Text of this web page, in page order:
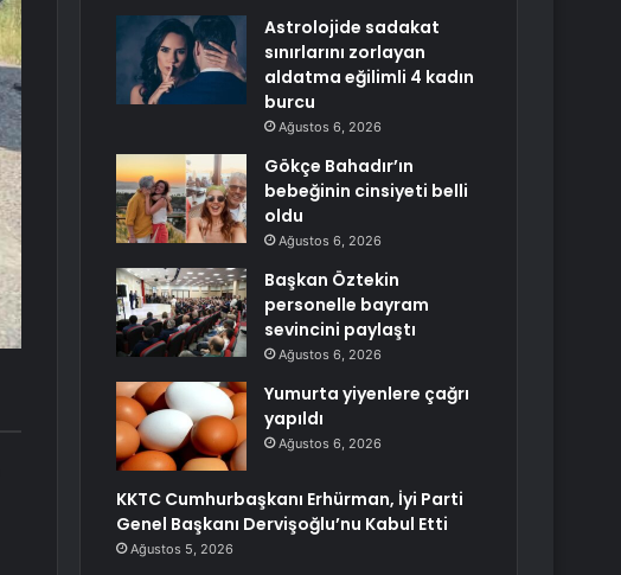
Astrolojide sadakat
sınırlarını zorlayan
aldatma eğilimli 4 kadın
burcu
Ağustos 6, 2026
Gökçe Bahadır’ın
bebeğinin cinsiyeti belli
oldu
Ağustos 6, 2026
Başkan Öztekin
personelle bayram
sevincini paylaştı
Ağustos 6, 2026
Yumurta yiyenlere çağrı
yapıldı
Ağustos 6, 2026
KKTC Cumhurbaşkanı Erhürman, İyi Parti
Genel Başkanı Dervişoğlu’nu Kabul Etti
Ağustos 5, 2026